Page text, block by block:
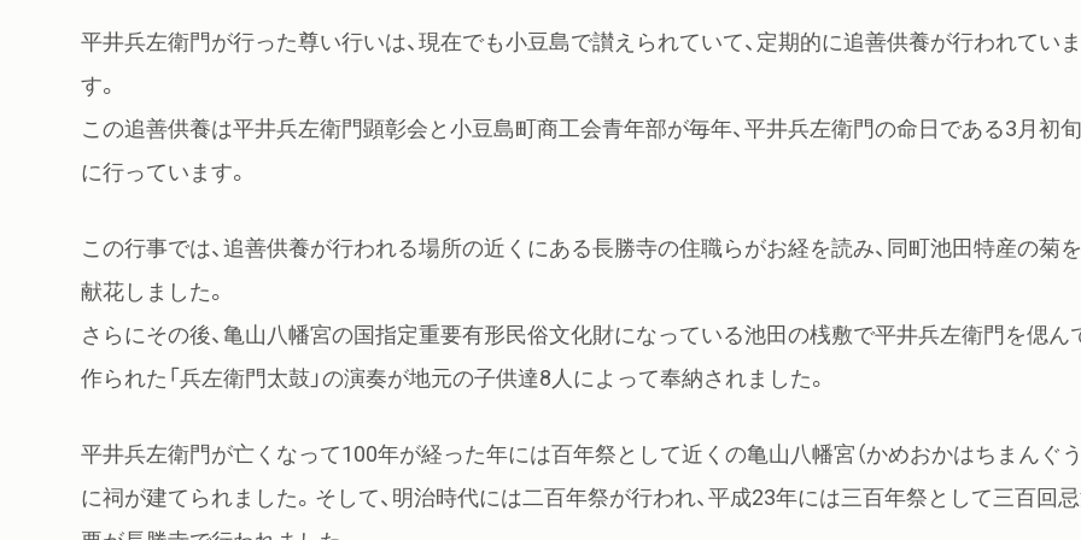
平井兵左衛門が行った尊い行いは、現在でも小豆島で讃えられていて、定期的に追善供養が行われていま
す。
この追善供養は平井兵左衛門顕彰会と小豆島町商工会青年部が毎年、平井兵左衛門の命日である3月初旬
に行っています。
この行事では、追善供養が行われる場所の近くにある長勝寺の住職らがお経を読み、同町池田特産の菊を
献花しました。
さらにその後、亀山八幡宮の国指定重要有形民俗文化財になっている池田の桟敷で平井兵左衛門を偲ん
作られた「兵左衛門太鼓」の演奏が地元の子供達8人によって奉納されました。
平井兵左衛門が亡くなって100年が経った年には百年祭として近くの亀山八幡宮（かめおかはちまんぐう
に祠が建てられました。そして、明治時代には二百年祭が行われ、平成23年には三百年祭として三百回